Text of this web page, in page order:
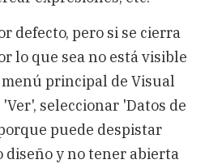
defecto, pero si se cierra
lo que sea no está visible
principal de Visual
seleccionar 'Datos de
puede despistar
diseño y no tener abierta